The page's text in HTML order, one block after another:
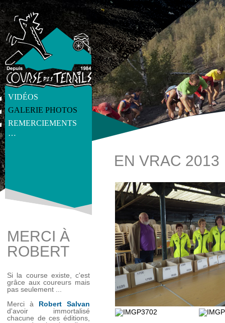
VIDÉOS
GALERIE PHOTOS
REMERCIEMENTS
…
get_post_meta(get_the_ID(), 'thumb', true) ?>
MERCI À
ROBERT
Si la course existe, c'est
grâce aux coureurs mais
pas seulement ...
Merci à Robert Salvan
d'avoir immortalisé
chacune de ces éditions,
EN VRAC 2013